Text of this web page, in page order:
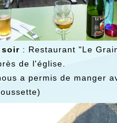
soir : Restaurant "Le
de l'église.
a permis de manger